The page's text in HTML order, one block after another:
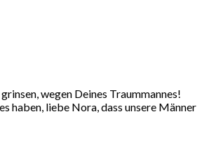
wegen Deines Traummannes!
haben, liebe Nora, dass unsere Männer